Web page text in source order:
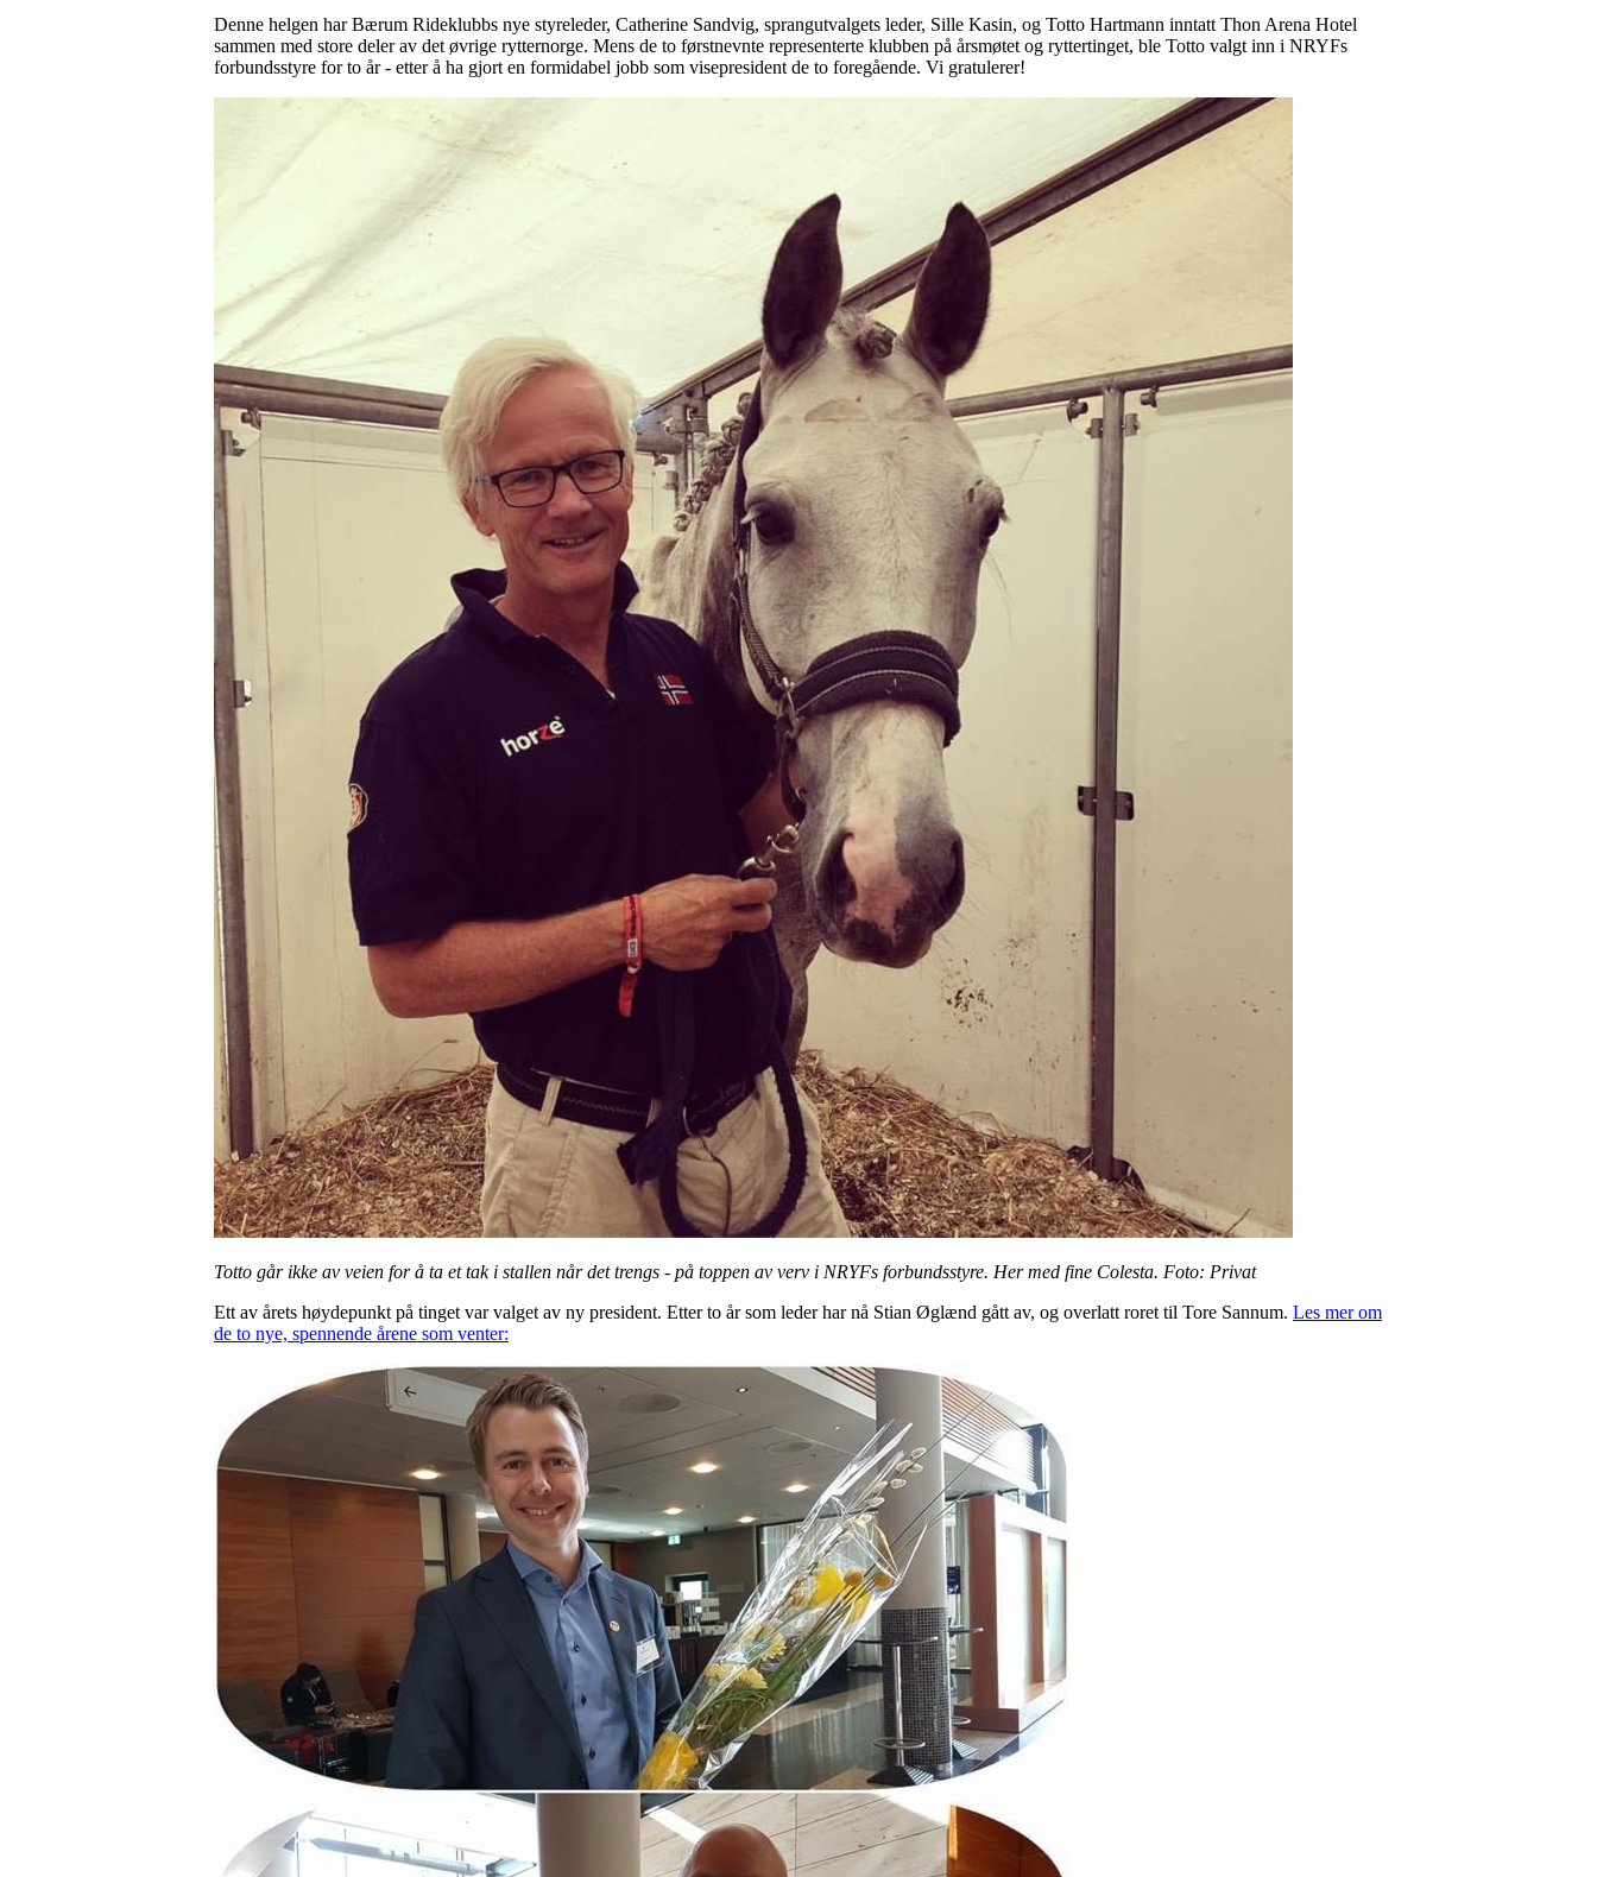
Denne helgen har Bærum Rideklubbs nye styreleder, Catherine Sandvig, sprangutvalgets leder, Sille Kasin, og Totto Hartmann inntatt Thon Arena Hotel
sammen med store deler av det øvrige rytternorge. Mens de to førstnevnte representerte klubben på årsmøtet og ryttertinget, ble Totto valgt inn i NRYFs
forbundsstyre for to år - etter å ha gjort en formidabel jobb som visepresident de to foregående. Vi gratulerer!
Totto går ikke av veien for å ta et tak i stallen når det trengs - på toppen av verv i NRYFs forbundsstyre. Her med fine Colesta. Foto: Privat
Ett av årets høydepunkt på tinget var valget av ny president. Etter to år som leder har nå Stian Øglænd gått av, og overlatt roret til Tore Sannum. Les mer om
de to nye, spennende årene som venter: